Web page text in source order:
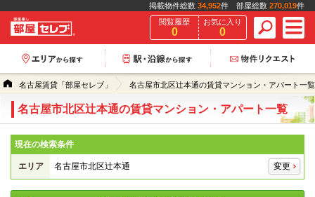
掲載物件総数 34,952件 部屋総数 270,019件
閲覧履歴
0
お気に入り
0
名古屋賃貸「部屋セレブ」 名古屋市北区辻本通の賃貸マンション・アパート一覧
名古屋市北区辻本通の賃貸マンション・アパート一覧
現在の検索条件
エリア 名古屋市北区辻本通 変更